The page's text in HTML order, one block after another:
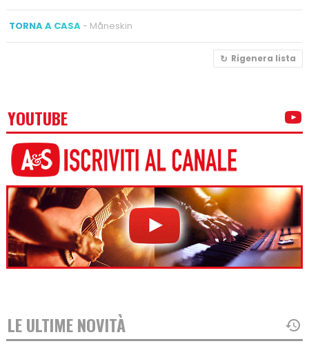
TORNA A CASA- Måneskin
Rigenera lista
YOUTUBE
LE ULTIME NOVITÀ